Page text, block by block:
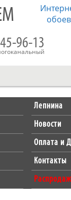
96-13
Лепнина
Новости
Оплата и
Контакты